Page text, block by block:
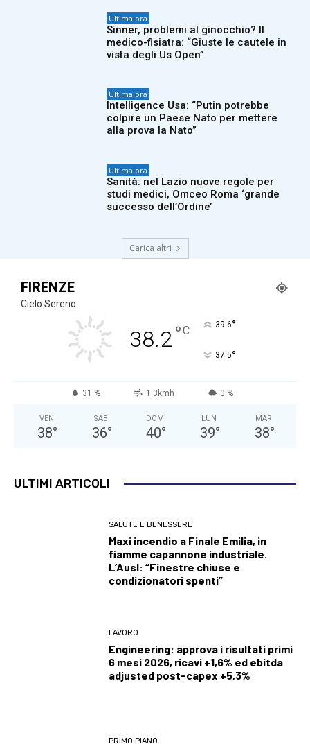
Ultima ora
Sinner, problemi al ginocchio? Il
medico-fisiatra: “Giuste le cautele in
vista degli Us Open”
Ultima ora
Intelligence Usa: “Putin potrebbe
colpire un Paese Nato per mettere
alla prova la Nato”
Ultima ora
Sanità: nel Lazio nuove regole per
studi medici, Omceo Roma ‘grande
successo dell’Ordine’
Carica altri
FIRENZE
Cielo Sereno
38.2°C 39.6°
37.5°
31 % 1.3kmh 0 %
VEN
38°
SAB
36°
DOM
40°
LUN
39°
MAR
38°
ULTIMI ARTICOLI
SALUTE E BENESSERE
Maxi incendio a Finale Emilia, in
fiamme capannone industriale.
L’Ausl: “Finestre chiuse e
condizionatori spenti”
LAVORO
Engineering: approva i risultati primi
6 mesi 2026, ricavi +1,6% ed ebitda
adjusted post-capex +5,3%
PRIMO PIANO